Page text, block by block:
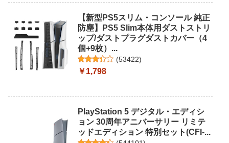
【新型PS5スリム・コンソール 純正
防塵】PS5 Slim本体用ダストストリ
ップ/ダストプラグダストカバー（4
個+9枚）...
(53422)
￥1,798
PlayStation 5 デジタル・エディシ
ョン 30周年アニバーサリー リミテ
ッドエディション 特別セット(CFI-...